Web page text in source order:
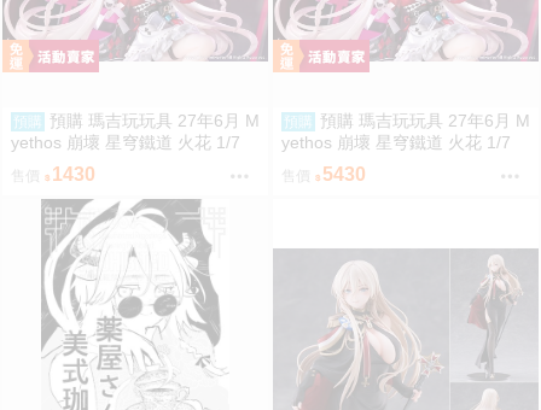
預購
預購 瑪吉玩玩具 27年6月 M
yethos 崩壞 星穹鐵道 火花 1/7
特典版 壓克力打卡棒 1009
售價 1430
預購
預購 瑪吉玩玩具 27年6月 M
yethos 崩壞 星穹鐵道 火花 1/7
特典版 壓克力打卡棒 1009
售價 5430